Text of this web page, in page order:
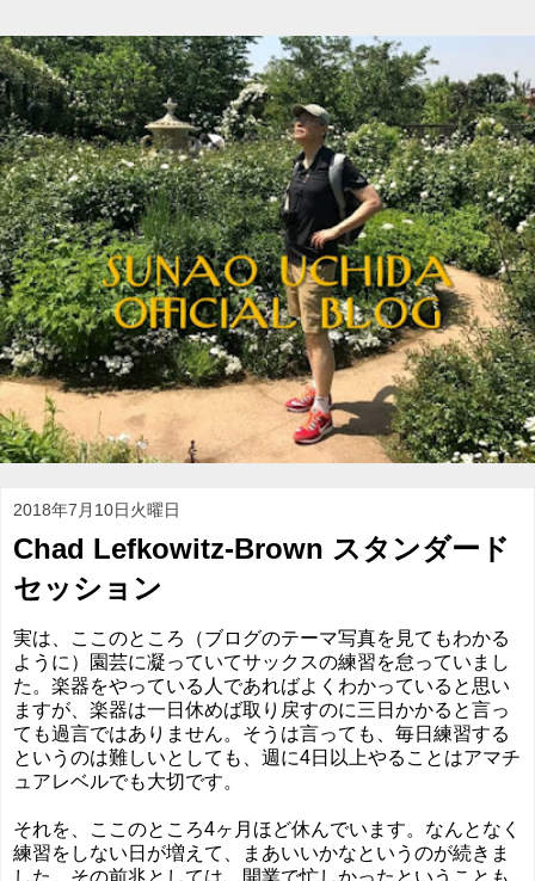
2018年7月10日火曜日
Chad Lefkowitz-Brown スタンダード
セッション
実は、ここのところ（ブログのテーマ写真を見てもわかる
ように）園芸に凝っていてサックスの練習を怠っていまし
た。楽器をやっている人であればよくわかっていると思い
ますが、楽器は一日休めば取り戻すのに三日かかると言っ
ても過言ではありません。そうは言っても、毎日練習する
というのは難しいとしても、週に4日以上やることはアマチ
ュアレベルでも大切です。
それを、ここのところ4ヶ月ほど休んでいます。なんとなく
練習をしない日が増えて、まあいいかなというのが続きま